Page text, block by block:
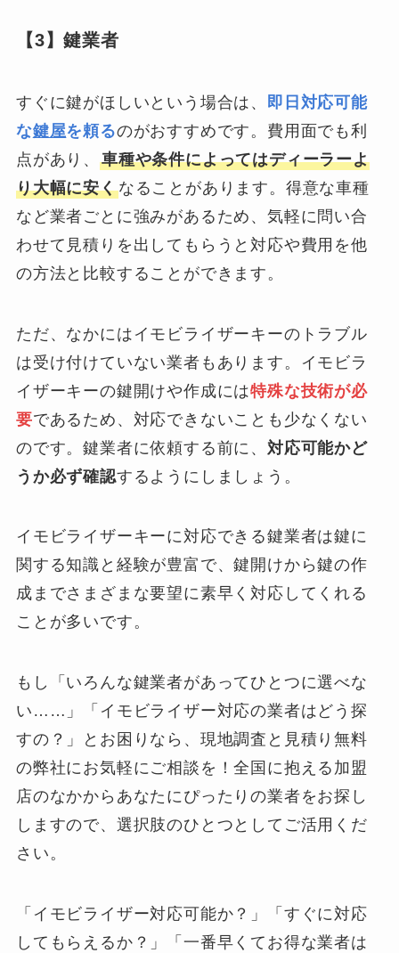
【3】鍵業者
すぐに鍵がほしいという場合は、
即日対応可能
な鍵屋を頼るのがおすすめです。費用面でも利
点があり、 車種や条件によってはディーラーよ
り大幅に安くなることがあります。得意な車種
など業者ごとに強みがあるため、気軽に問い合
わせて見積りを出してもらうと対応や費用を他
の方法と比較することができます。
ただ、なかにはイモビライザーキーのトラブル
は受け付けていない業者もあります。イモビラ
イザーキーの鍵開けや作成には特殊な技術が必
要であるため、対応できないことも少なくない
のです。鍵業者に依頼する前に、対応可能かど
うか必ず確認するようにしましょう。
イモビライザーキーに対応できる鍵業者は鍵に
関する知識と経験が豊富で、鍵開けから鍵の作
成までさまざまな要望に素早く対応してくれる
ことが多いです。
もし「いろんな鍵業者があってひとつに選べな
い……」「イモビライザー対応の業者はどう探
すの？」とお困りなら、現地調査と見積り無料
の弊社にお気軽にご相談を！全国に抱える加盟
店のなかからあなたにぴったりの業者をお探し
しますので、選択肢のひとつとしてご活用くだ
さい。
「イモビライザー対応可能か？」「すぐに対応
してもらえるか？」「一番早くてお得な業者は